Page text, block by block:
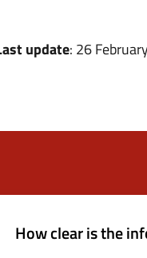
update: 26
How clear is the